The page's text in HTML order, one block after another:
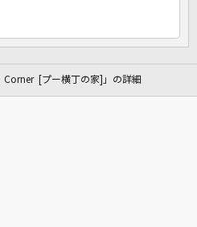
[プー横丁の家]」の詳細